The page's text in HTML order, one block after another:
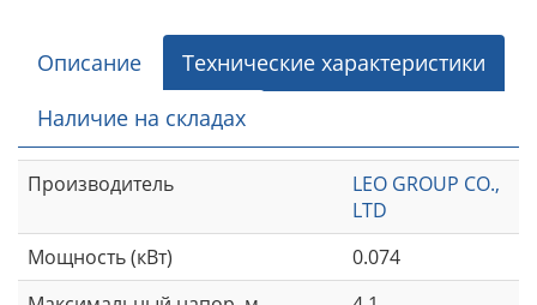
Описание
Технические характеристики
Наличие на складах
Производитель
LEO GROUP CO.,
LTD
Мощность (кВт)
0.074